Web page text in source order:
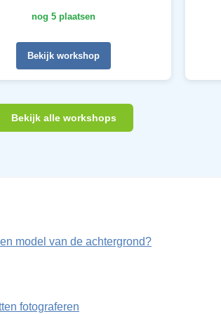
nog 5 plaatsen
Bekijk workshop
Bekijk alle workshops
model van de achtergrond?
fotograferen